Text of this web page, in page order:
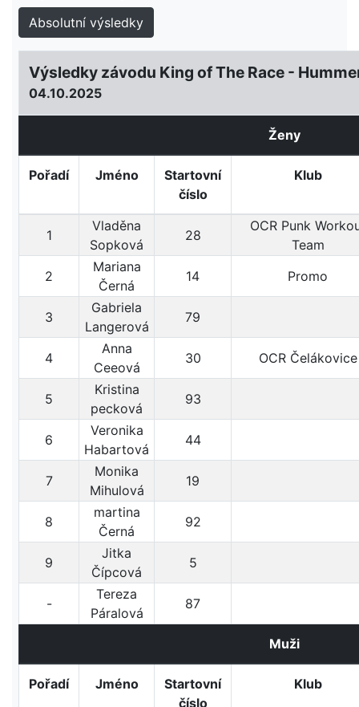
Absolutní výsledky
Výsledky závodu King of The Race -
04.10.2025
Ženy
Pořadí Jméno
Startovní
číslo
Klub
1
Vladěna
Sopková
28
OCR Punk
Team
2
Mariana
Černá
14 Promo
3
Gabriela
Langerová
79
4
Anna
Ceeová
30 OCR Čelákovice
5
Kristina
pecková
93
6
Veronika
Habartová
44
7
Monika
Mihulová
19
8
martina
Černá
92
9
Jitka
Čípcová
5
-
Tereza
Páralová
87
Muži
Pořadí Jméno
Startovní
číslo
Klub